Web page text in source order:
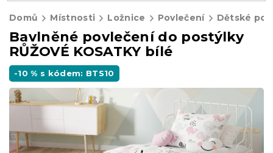
Domů Místnosti Ložnice Povlečení Dětské
Bavlněné povlečení do postýlky
RŮŽOVÉ KOSATKY bílé
-10 % s kódem: BTS10